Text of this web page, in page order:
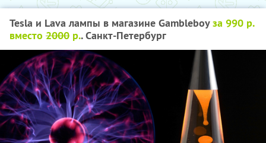
Tesla и Lava лампы в магазине Gambleboyза 990 р.
вместо 2000 р.. Санкт-Петербург